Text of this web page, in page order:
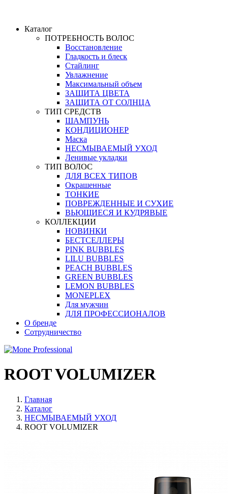
Каталог
ПОТРЕБНОСТЬ ВОЛОС
Восстановление
Гладкость и блеск
Стайлинг
Увлажнение
Максимальный объем
ЗАЩИТА ЦВЕТА
ЗАЩИТА ОТ СОЛНЦА
ТИП СРЕДСТВ
ШАМПУНЬ
КОНДИЦИОНЕР
Маска
НЕСМЫВАЕМЫЙ УХОД
Ленивые укладки
ТИП ВОЛОС
ДЛЯ ВСЕХ ТИПОВ
Окрашенные
ТОНКИЕ
ПОВРЕЖДЕННЫЕ И СУХИЕ
ВЬЮЩИЕСЯ И КУДРЯВЫЕ
КОЛЛЕКЦИИ
НОВИНКИ
БЕСТСЕЛЛЕРЫ
PINK BUBBLES
LILU BUBBLES
PEACH BUBBLES
GREEN BUBBLES
LEMON BUBBLES
MONEPLEX
Для мужчин
ДЛЯ ПРОФЕССИОНАЛОВ
О бренде
Сотрудничество
ROOT VOLUMIZER
Главная
Каталог
НЕСМЫВАЕМЫЙ УХОД
ROOT VOLUMIZER